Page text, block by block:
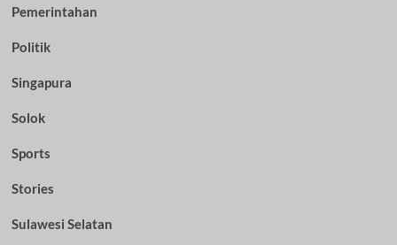
Pemerintahan
Politik
Singapura
Solok
Sports
Stories
Sulawesi Selatan